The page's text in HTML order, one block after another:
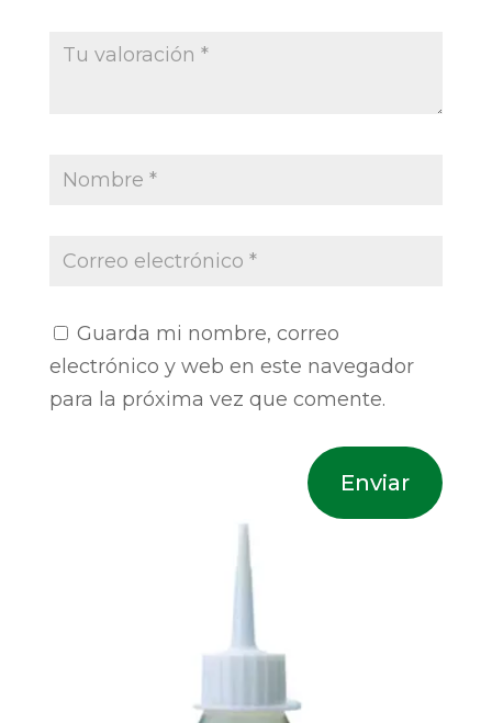
Guarda mi nombre, correo
electrónico y web en este navegador
para la próxima vez que comente.